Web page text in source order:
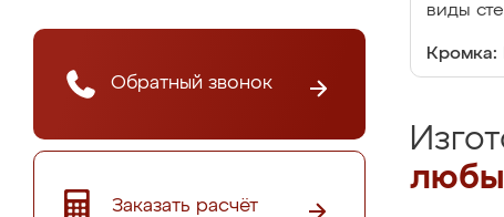
Обратный звонок
Заказать расчёт
виды
Кромка: